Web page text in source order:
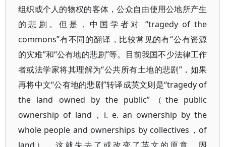
组织或个人的物权的客体，公众自由使用公地所产生
的悲剧。但是，中国学者对 “tragedy of the
commons”有不同的翻译，比较常见的有“公有资源
的灾难”和“公有地的悲剧”等。目前我国不少法律工作
者或法学家将其理解为“公共所有土地的悲剧”，如果
再将中文“公有地的悲剧”转译成英文则是“tragedy of
the land owned by the public”（the public
ownership of land，i. e. an ownership by the
whole people and ownerships by collectives，of